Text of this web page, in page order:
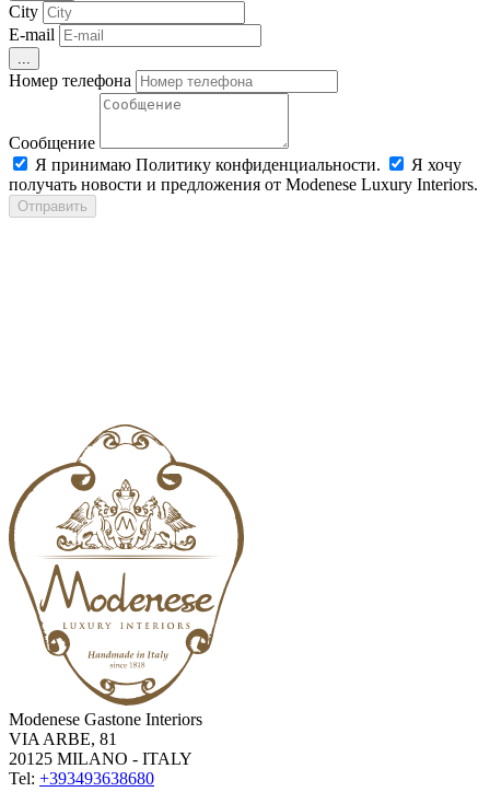
City
E-mail
...
Номер телефона
Сообщение
Я принимаю Политику конфиденциальности.
Я хочу
получать новости и предложения от Modenese Luxury Interiors.
Отправить
Modenese Gastone Interiors
VIA ARBE, 81
20125 MILANO - ITALY
Tel: +393493638680